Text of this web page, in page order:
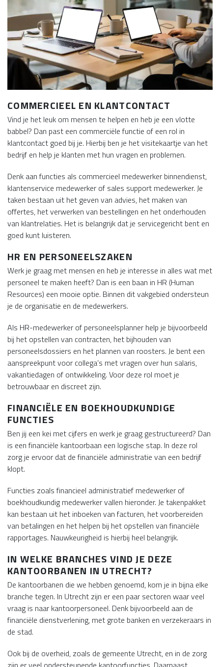
COMMERCIEEL EN KLANTCONTACT
Vind je het leuk om mensen te helpen en heb je een vlotte
babbel? Dan past een commerciële functie of een rol in
klantcontact goed bij je. Hierbij ben je het visitekaartje van het
bedrijf en help je klanten met hun vragen en problemen.
Denk aan functies als commercieel medewerker binnendienst,
klantenservice medewerker of sales support medewerker. Je
taken bestaan uit het geven van advies, het maken van
offertes, het verwerken van bestellingen en het onderhouden
van klantrelaties. Het is belangrijk dat je servicegericht bent en
goed kunt luisteren.
HR EN PERSONEELSZAKEN
Werk je graag met mensen en heb je interesse in alles wat met
personeel te maken heeft? Dan is een baan in HR (Human
Resources) een mooie optie. Binnen dit vakgebied ondersteun
je de organisatie en de medewerkers.
Als HR-medewerker of personeelsplanner help je bijvoorbeeld
bij het opstellen van contracten, het bijhouden van
personeelsdossiers en het plannen van roosters. Je bent een
aanspreekpunt voor collega’s met vragen over hun salaris,
vakantiedagen of ontwikkeling. Voor deze rol moet je
betrouwbaar en discreet zijn.
FINANCIËLE EN BOEKHOUDKUNDIGE
FUNCTIES
Ben jij een kei met cijfers en werk je graag gestructureerd? Dan
is een financiële kantoorbaan een logische stap. In deze rol
zorg je ervoor dat de financiële administratie van een bedrijf
klopt.
Functies zoals financieel administratief medewerker of
boekhoudkundig medewerker vallen hieronder. Je takenpakket
kan bestaan uit het inboeken van facturen, het voorbereiden
van betalingen en het helpen bij het opstellen van financiële
rapportages. Nauwkeurigheid is hierbij heel belangrijk.
IN WELKE BRANCHES VIND JE DEZE
KANTOORBANEN IN UTRECHT?
De kantoorbanen die we hebben genoemd, kom je in bijna elke
branche tegen. In Utrecht zijn er een paar sectoren waar veel
vraag is naar kantoorpersoneel. Denk bijvoorbeeld aan de
financiële dienstverlening, met grote banken en verzekeraars in
de stad.
Ook bij de overheid, zoals de gemeente Utrecht, en in de zorg